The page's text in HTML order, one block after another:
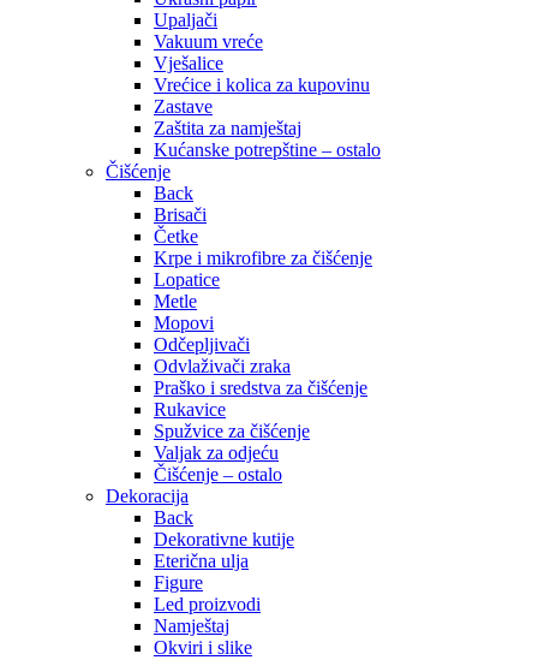
Upaljači
Vakuum vreće
Vješalice
Vrećice i kolica za kupovinu
Zastave
Zaštita za namještaj
Kućanske potrepštine – ostalo
Čišćenje
Back
Brisači
Četke
Krpe i mikrofibre za čišćenje
Lopatice
Metle
Mopovi
Odčepljivači
Odvlaživači zraka
Praško i sredstva za čišćenje
Rukavice
Spužvice za čišćenje
Valjak za odjeću
Čišćenje – ostalo
Dekoracija
Back
Dekorativne kutije
Eterična ulja
Figure
Led proizvodi
Namještaj
Okviri i slike